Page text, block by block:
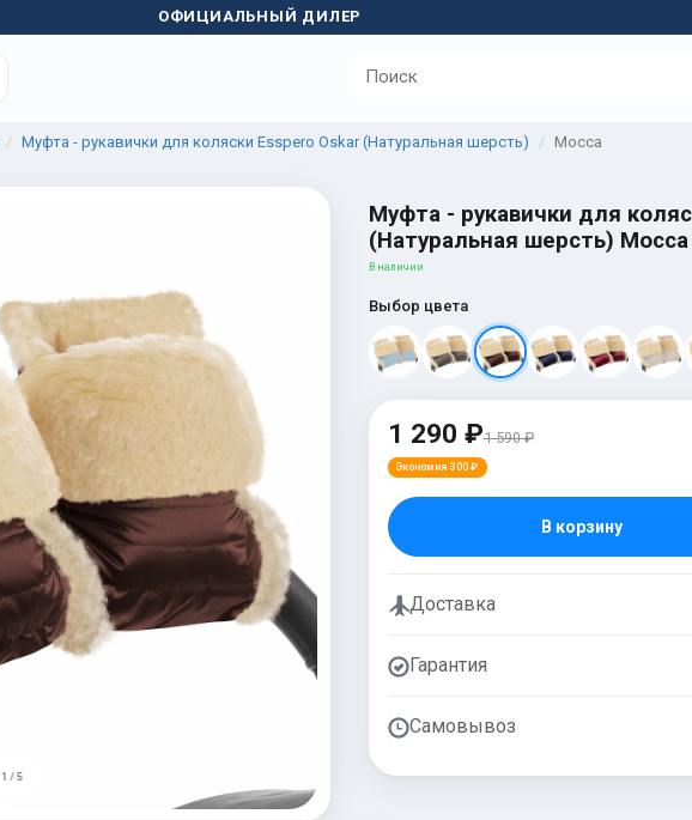
ОФИЦИАЛЬНЫЙ ДИЛЕР
Муфта - рукавички для коляски Esspero Oskar (Натуральная шерсть) Mocca
1 / 5
Муфта - рукавички для
(Натуральная шерсть) Mocca
В наличии
Выбор цвета
1 290 ₽1 590 ₽
Экономия 300 ₽
В корзину
Доставка
Гарантия
Самовывоз